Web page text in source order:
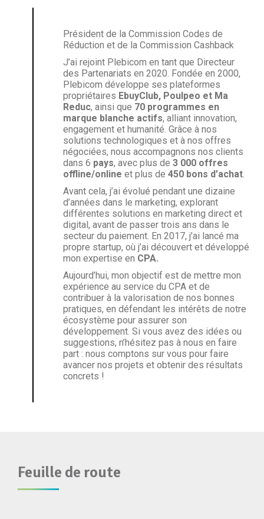
Président de la Commission Codes de
Réduction et de la Commission Cashback
J’ai rejoint Plebicom en tant que Directeur
des Partenariats en 2020. Fondée en 2000,
Plebicom développe ses plateformes
propriétaires EbuyClub, Poulpeo et Ma
Reduc, ainsi que 70 programmes en
marque blanche actifs, alliant innovation,
engagement et humanité. Grâce à nos
solutions technologiques et à nos offres
négociées, nous accompagnons nos clients
dans 6 pays, avec plus de 3 000 offres
offline/online et plus de 450 bons d’achat.
Avant cela, j’ai évolué pendant une dizaine
d’années dans le marketing, explorant
différentes solutions en marketing direct et
digital, avant de passer trois ans dans le
secteur du paiement. En 2017, j’ai lancé ma
propre startup, où j’ai découvert et développé
mon expertise en CPA.
Aujourd’hui, mon objectif est de mettre mon
expérience au service du CPA et de
contribuer à la valorisation de nos bonnes
pratiques, en défendant les intérêts de notre
écosystème pour assurer son
développement. Si vous avez des idées ou
suggestions, n’hésitez pas à nous en faire
part : nous comptons sur vous pour faire
avancer nos projets et obtenir des résultats
concrets !
Feuille de route